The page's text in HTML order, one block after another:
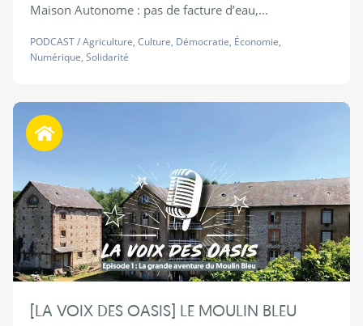
Maison Autonome : pas de facture d’eau,...
PODCAST/Agriculture, Culture, Démocratie, Économie,
Numérique, Solidarité
Habiter autrement
[LA VOIX DES OASIS] LE MOULIN BLEU